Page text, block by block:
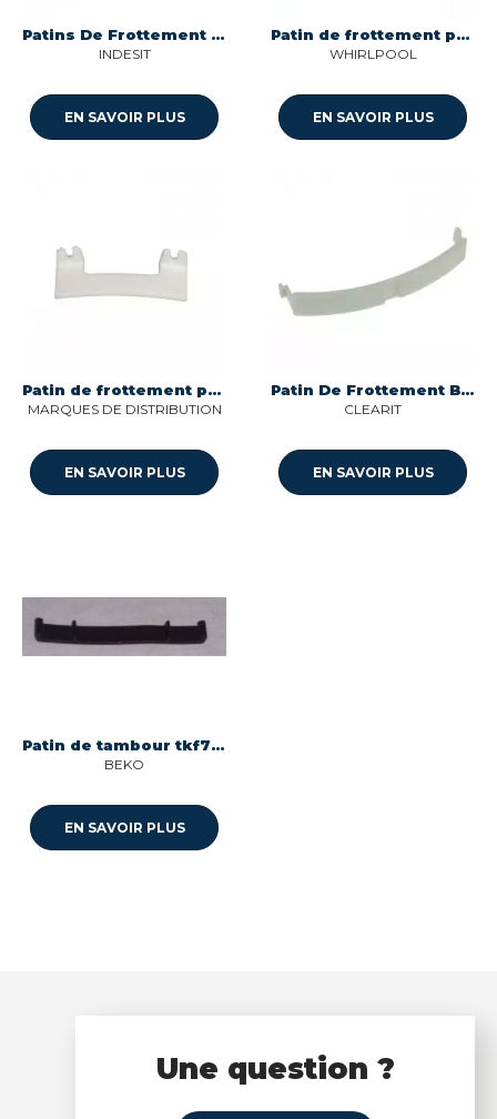
Patins De Frottement - (X4) Hotpoint, Indesit, Whirlpool
INDESIT
EN SAVOIR PLUS
Patin de frottement pour seche-linge Whirlpool C00095534
WHIRLPOOL
EN SAVOIR PLUS
Patin de frottement pour seche-linge Sogedis 44702
MARQUES DE DISTRIBUTION
EN SAVOIR PLUS
Patin De Frottement Brandt
CLEARIT
EN SAVOIR PLUS
Patin de tambour tkf7350a pour seche-linge Beko 2953280200
BEKO
EN SAVOIR PLUS
Une question ?